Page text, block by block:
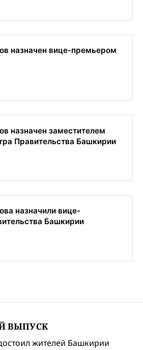
назначен вице-премьером
назначен заместителем
Правительства Башкирии
назначили вице-
Башкирии
ВЫПУСК
жителей Башкирии